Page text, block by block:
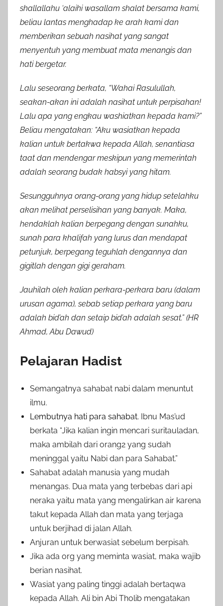
shallallahu ‘alaihi wasallam shalat bersama kami,
beliau lantas menghadap ke arah kami dan
memberikan sebuah nasihat yang sangat
menyentuh yang membuat mata menangis dan
hati bergetar.
Lalu seseorang berkata, “Wahai Rasulullah,
seakan-akan ini adalah nasihat untuk perpisahan!
Lalu apa yang engkau washiatkan kepada kami?”
Beliau mengatakan: “Aku wasiatkan kepada
kalian untuk bertakwa kepada Allah, senantiasa
taat dan mendengar meskipun yang memerintah
adalah seorang budak habsyi yang hitam.
Sesungguhnya orang-orang yang hidup setelahku
akan melihat perselisihan yang banyak. Maka,
hendaklah kalian berpegang dengan sunahku,
sunah para khalifah yang lurus dan mendapat
petunjuk, berpegang teguhlah dengannya dan
gigitlah dengan gigi geraham.
Jauhilah oleh kalian perkara-perkara baru (dalam
urusan agama), sebab setiap perkara yang baru
adalah bid’ah dan setaip bid’ah adalah sesat.” (HR
Ahmad, Abu Dawud)
Pelajaran Hadist
Semangatnya sahabat nabi dalam menuntut
ilmu.
Lembutnya hati para sahabat. Ibnu Mas’ud
berkata “Jika kalian ingin mencari suritauladan,
maka ambilah dari orang2 yang sudah
meninggal yaitu Nabi dan para Sahabat.”
Sahabat adalah manusia yang mudah
menangas. Dua mata yang terbebas dari api
neraka yaitu mata yang mengalirkan air karena
takut kepada Allah dan mata yang terjaga
untuk berjihad di jalan Allah.
Anjuran untuk berwasiat sebelum berpisah.
Jika ada org yang meminta wasiat, maka wajib
berian nasihat.
Wasiat yang paling tinggi adalah bertaqwa
kepada Allah. Ali bin Abi Tholib mengatakan